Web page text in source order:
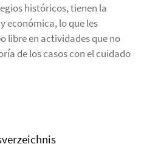
históricos, tienen la
económica, lo que les
libre en actividades que no
de los casos con el cuidado